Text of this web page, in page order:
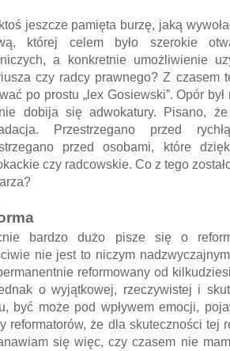
jeszcze pamięta burzę, jaką
której celem było szerokie
a konkretnie umożliwienie
czy radcy prawnego? Z czasem
po prostu „lex Gosiewski”. Opór
dobija się adwokatury. Pisano,
Przestrzegano przed
przed osobami, które
czy radcowskie. Co z tego
bardzo dużo pisze się o
nie jest to niczym
reformowany od
o wyjątkowej, rzeczywistej i
być może pod wpływem emocji,
reformatorów, że dla skuteczności tej
się więc, czy czasem nie